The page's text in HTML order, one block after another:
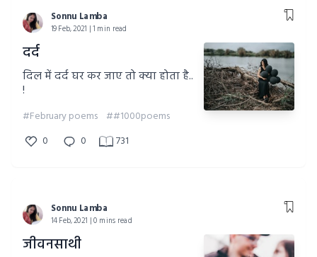
Sonnu Lamba
19 Feb, 2021 | 1 min read
दर्द
दिल में दर्द घर कर जाए तो क्या होता है..
!
#February poems ##1000poems
0
0 731
Sonnu Lamba
14 Feb, 2021 | 0 mins read
जीवनसाथी